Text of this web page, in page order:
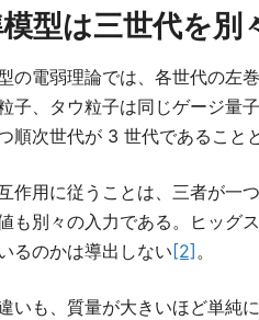
型は三世代を別
の電弱理論では、各世代の左
子、タウ粒子は同じゲージ量
順次世代が 3 世代であること
作用に従うことは、三者が一
も別々の入力である。ヒッグ
るのかは導出しない [2] 。
いも、質量が大きいほど単純